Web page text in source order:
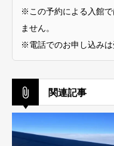
※この予約による入館
ません。
※電話でのお申し込みは
関連記事